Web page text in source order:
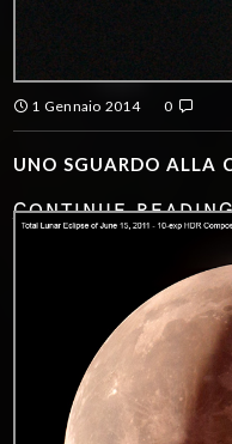
1 Gennaio 2014 0
UNO SGUARDO ALLA
CONTINUE